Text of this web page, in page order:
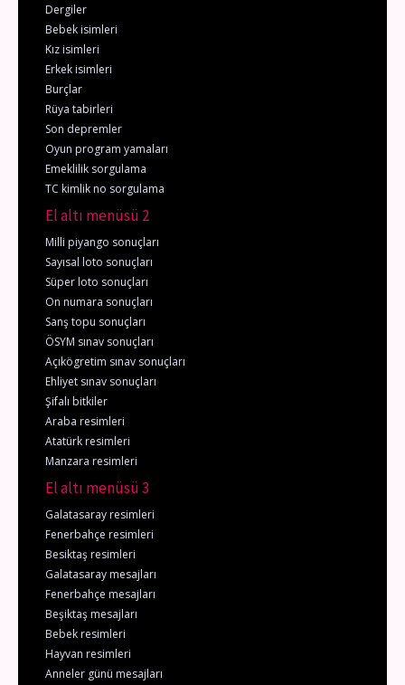
Dergiler
Bebek isimleri
Kız isimleri
Erkek isimleri
Burçlar
Rüya tabirleri
Son depremler
Oyun program yamaları
Emeklilik sorgulama
TC kimlik no sorgulama
El altı menüsü 2
Milli piyango sonuçları
Sayısal loto sonuçları
Süper loto sonuçları
On numara sonuçları
Sanş topu sonuçları
ÖSYM sınav sonuçları
Açıkögretim sınav sonuçları
Ehliyet sınav sonuçları
Şifalı bitkiler
Araba resimleri
Atatürk resimleri
Manzara resimleri
El altı menüsü 3
Galatasaray resimleri
Fenerbahçe resimleri
Besiktaş resimleri
Galatasaray mesajları
Fenerbahçe mesajları
Beşiktaş mesajları
Bebek resimleri
Hayvan resimleri
Anneler günü mesajları